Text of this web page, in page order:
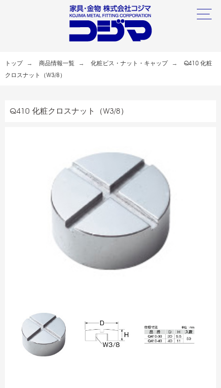
トップ 商品情報一覧 化粧ビス・ナット・キャップ
Q410 化粧
クロスナット（W3/8）
Q410 化粧クロスナット（W3/8）